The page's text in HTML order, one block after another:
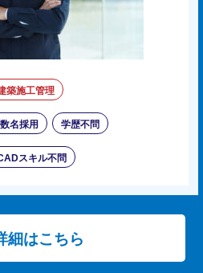
築施工管理
名採用 学歴不問
スキル不問
細はこちら